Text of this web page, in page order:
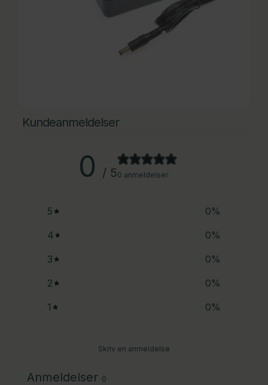
Kundeanmeldelser
0 / 50 anmeldelser
5 0%
4
0%
3
0%
2
0%
1
0%
Skriv en anmeldelse
Anmeldelser 0